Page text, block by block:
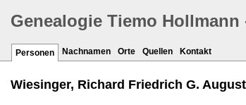
Genealogie Tiemo Hollmann
Personen Nachnamen Orte Quellen Kontakt
Wiesinger, Richard Friedrich G. August